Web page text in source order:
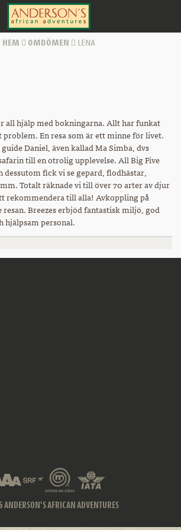
HEM OMDÖMEN LENA
all hjälp med bokningarna. Allt har funkat
problem. En resa som är ett minne för livet.
Daniel, även kallad Ma Simba, dvs
till en otrolig upplevelse. All Big Five
dessutom fick vi se gepard, flodhästar,
Totalt räknade vi till över 70 arter av djur
rekommendera till alla! Avkoppling på
Breezes erbjöd fantastisk miljö, god
hjälpsam personal.
AFRICAN ADVENTURES